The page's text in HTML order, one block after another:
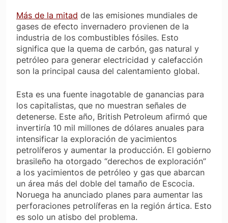
Más de la mitad de las emisiones mundiales de
gases de efecto invernadero provienen de la
industria de los combustibles fósiles. Esto
significa que la quema de carbón, gas natural y
petróleo para generar electricidad y calefacción
son la principal causa del calentamiento global.
Esta es una fuente inagotable de ganancias para
los capitalistas, que no muestran señales de
detenerse. Este año, British Petroleum afirmó que
invertiría 10 mil millones de dólares anuales para
intensificar la exploración de yacimientos
petrolíferos y aumentar la producción. El gobierno
brasileño ha otorgado “derechos de exploración”
a los yacimientos de petróleo y gas que abarcan
un área más del doble del tamaño de Escocia.
Noruega ha anunciado planes para aumentar las
perforaciones petrolíferas en la región ártica. Esto
es solo un atisbo del problema.